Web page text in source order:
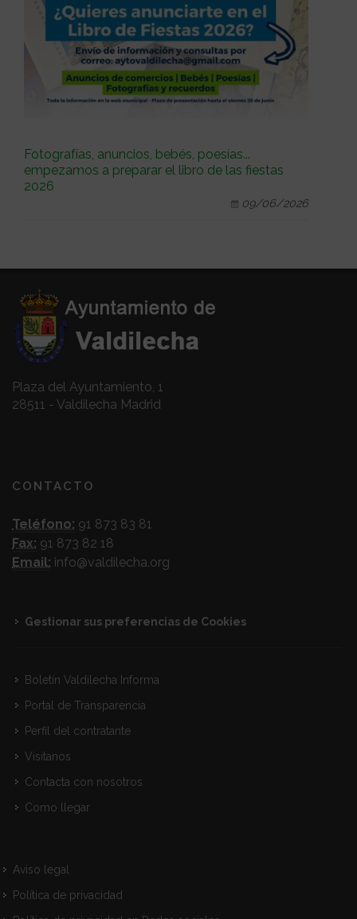
Fotografías, anuncios, bebés, poesías...
empezamos a preparar el libro de las fiestas
2026
09/06/2026
Plaza del Ayuntamiento, 1
28511 - Valdilecha Madrid
CONTACTO
Teléfono: 91 873 83 81
Fax: 91 873 82 18
Email: info@valdilecha.org
Gestionar sus preferencias de Cookies
Boletín Valdilecha Informa
Portal de Transparencia
Perfil del contratante
Visitanos
Contacta con nosotros
Como llegar
Aviso legal
Política de privacidad